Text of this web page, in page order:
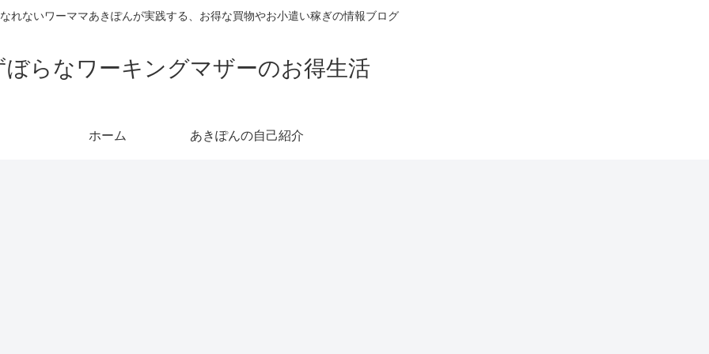
れないワーママあきぽんが実践する、お得な買物やお小遣い稼ぎの情報ブログ
ぼらなワーキングマザーのお得生活
ホーム あきぽんの自己紹介